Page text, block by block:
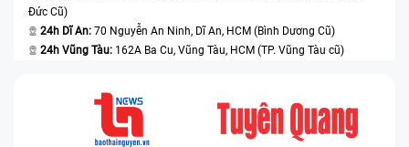
- Linh kiện xuống cấp do sử dụng lâu dài:
Sau một thời
gian dài sử dụng, các linh kiện như cảm biến hình ảnh,
thể bị hao mòn tự nhiên. Tình trạng này dẫn đến hình
ảnh bị giảm độ sắc nét, mất chi tiết hoặc camera hoạt
động không ổn định. Thậm chí, một số chức năng như
Đức Cũ)
24h Dĩ An: 70 Nguyễn An Ninh, Dĩ An, HCM (Bình Dương Cũ)
24h Vũng Tàu: 162A Ba Cu, Vũng Tàu, HCM (TP. Vũng Tàu cũ)